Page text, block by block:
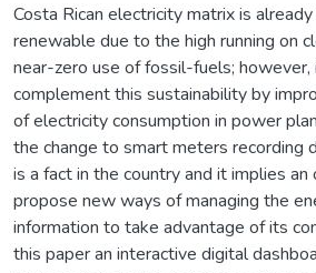
Costa Rican electricity matrix is
renewable due to the high running on
near-zero use of fossil-fuels;
complement this sustainability by
of electricity consumption in power
the change to smart meters recording
is a fact in the country and it implies
propose new ways of managing the
information to take advantage of its
this paper an interactive digital